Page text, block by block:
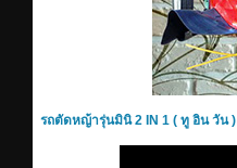
รถตัดหญ้ารุ่นมินิ 2 IN 1 ( ทู อิน วัน )